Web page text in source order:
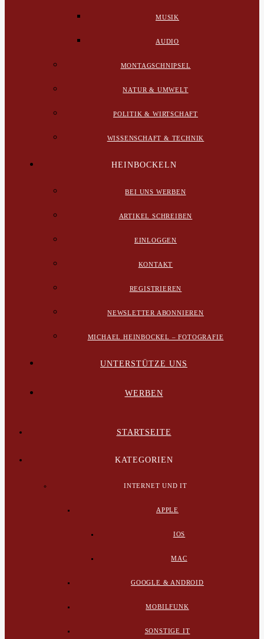
MUSIK
AUDIO
MONTAGSCHNIPSEL
NATUR & UMWELT
POLITIK & WIRTSCHAFT
WISSENSCHAFT & TECHNIK
HEINBOCKELN
BEI UNS WERBEN
ARTIKEL SCHREIBEN
EINLOGGEN
KONTAKT
REGISTRIEREN
NEWSLETTER ABONNIEREN
MICHAEL HEINBOCKEL – FOTOGRAFIE
UNTERSTÜTZE UNS
WERBEN
STARTSEITE
KATEGORIEN
INTERNET UND IT
APPLE
IOS
MAC
GOOGLE & ANDROID
MOBILFUNK
SONSTIGE IT